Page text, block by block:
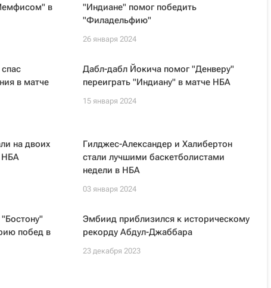
в
"Индиане" помог победить
"Филадельфию"
26 января 2024
в матче
Дабл-дабл Йокича помог "Денверу"
переиграть "Индиану" в матче НБА
15 января 2024
на двоих
НБА
Гилджес-Александер и Халибертон
стали лучшими баскетболистами
недели в НБА
03 января 2024
побед в
Эмбиид приблизился к историческому
рекорду Абдул-Джаббара
23 декабря 2023